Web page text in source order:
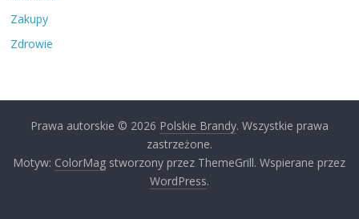
Zakupy
Zdrowie
Prawa autorskie © 2026 Polskie Brandy. Wszystkie prawa
zastrzeżone.
Motyw: ColorMag stworzony przez ThemeGrill. Wspierane przez
WordPress.